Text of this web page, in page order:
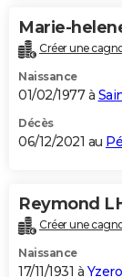
Marie-
Créer une
Naissance
01/02/1977 à
Décès
06/12/2021 au
Reymond
Créer une
Naissance
17/11/1931 à